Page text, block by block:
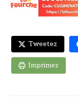
Tweetez
Imprimez